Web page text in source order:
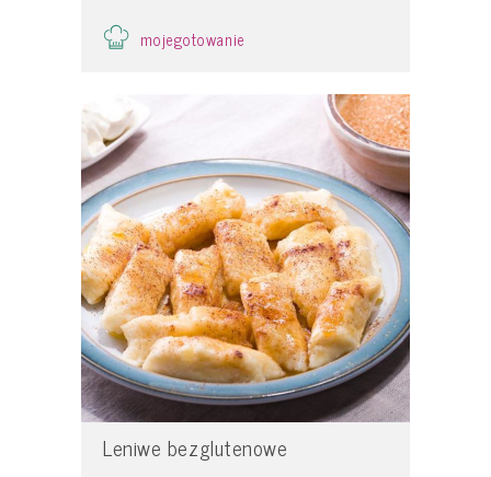
mojegotowanie
Leniwe bezglutenowe